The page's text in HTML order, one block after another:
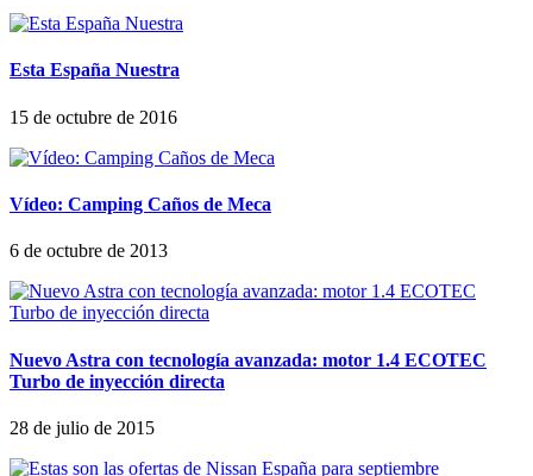
Esta España Nuestra
15 de octubre de 2016
Vídeo: Camping Caños de Meca
6 de octubre de 2013
Nuevo Astra con tecnología avanzada: motor 1.4 ECOTEC
Turbo de inyección directa
28 de julio de 2015